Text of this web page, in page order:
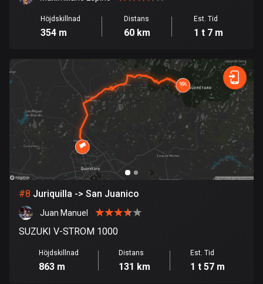
Filippinerna
4138 rutter
Finland
3182 rutter
Förenade arabemiraten
132 rutter
Frankrike
7316 rutter
Franska Polynesien
19 rutter
Gabon
8 rutter
Gambia
1 rutt
Höjdskillnad
354 m
Distans
60 km
Est. Tid
1 t 7 m
#8 Juriquilla -> San Juanico
Juan Manuel
SUZUKI V-STROM 1000
Höjdskillnad
863 m
Distans
131 km
Est. Tid
1 t 57 m